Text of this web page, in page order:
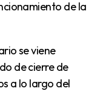
de la
de cierre de
a lo largo del